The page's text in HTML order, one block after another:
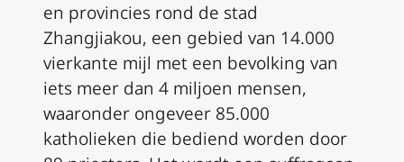
en provincies rond de stad
Zhangjiakou, een gebied van 14.000
vierkante mijl met een bevolking van
iets meer dan 4 miljoen mensen,
waaronder ongeveer 85.000
katholieken die bediend worden door